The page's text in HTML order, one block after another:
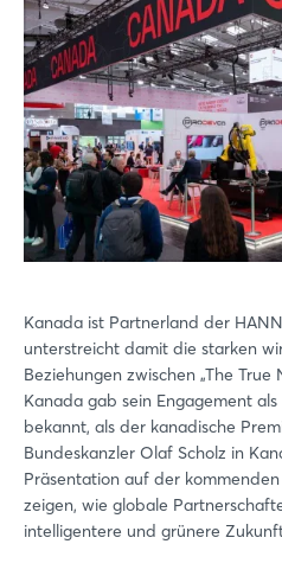
Kanada ist Partnerland der
unterstreicht damit die starken
Beziehungen zwischen „The
Kanada gab sein Engagement
bekannt, als der kanadische
Bundeskanzler Olaf Scholz in
Präsentation auf der kommenden
zeigen, wie globale
intelligentere und grünere